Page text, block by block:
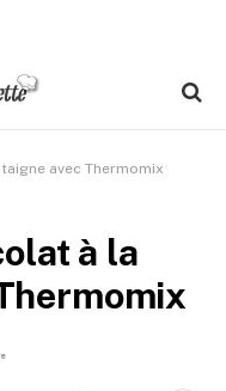
avec Thermomix
à la